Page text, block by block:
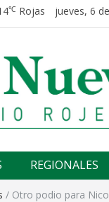
℃ Rojas jueves, 6
REGIONALES
/ Otro podio para